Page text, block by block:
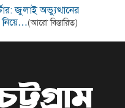
জুলাই অভ্যুত্থানের
নিয়ে…(আরো বিস্তারিত)